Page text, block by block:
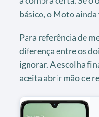
básico, o Moto ainda
Para referência de
diferença entre os
ignorar. A escolha
aceita abrir mão de